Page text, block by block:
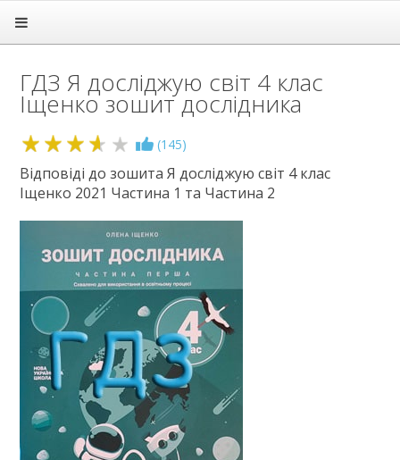
Підручники
ГДЗ
1 клас
2 клас
3 клас
4 клас
Англійська мова
Математика
Українська мова
Я досліджую світ
6 клас
7 клас
8 клас
9 клас
10 клас
11 клас
Статті
ГДЗ Я досліджую світ 4 клас
Іщенко зошит дослідника
3.6 (145)
Відповіді до зошита Я досліджую світ 4 клас
Іщенко 2021 Частина 1 та Частина 2